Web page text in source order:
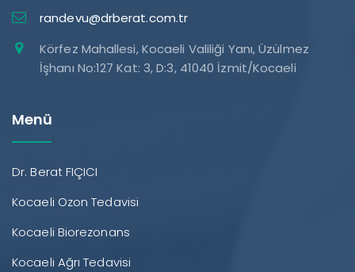
randevu@drberat.com.tr
Körfez Mahallesi, Kocaeli Valiliği Yanı, Üzülmez
İşhanı No:127 Kat: 3, D:3, 41040 İzmit/Kocaeli
Menü
Dr. Berat FIÇICI
Kocaeli Ozon Tedavisi
Kocaeli Biorezonans
Kocaeli Ağrı Tedavisi